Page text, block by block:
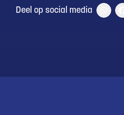
Deel op social media